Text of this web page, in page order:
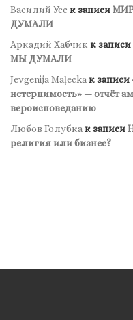
Василий Усс к записи
ДУМАЛИ
Аркадий Хабчик к записи
МЫ ДУМАЛИ
Jevgenija Maļecka к записи
нетерпимость» — отчёт
вероисповеданию
Любов Голубка к записи
религия или бизнес?